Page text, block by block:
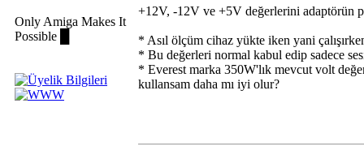
Only Amiga Makes It
Possible █
+12V, -12V ve +5V değerlerini adaptörün
* Asıl ölçüm cihaz yükte iken yani
* Bu değerleri normal kabul edip sadece
* Everest marka 350W'lık mevcut volt
kullansam daha mı iyi olur?